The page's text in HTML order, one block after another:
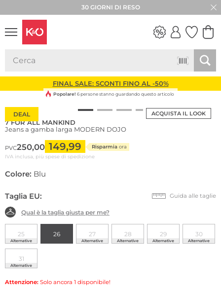
30 GIORNI DI RESO
FINAL SALE: SCONTI FINO AL -50%
ACQUISTA IL LOOK
DEAL
Popolare! 6 persone stanno guardando questo articolo
7 FOR ALL MANKIND
Jeans a gamba larga MODERN DOJO
PVC250,00 149,99 Risparmia ora
IVA inclusa, più spese di spedizione
Colore: Blu
Taglia EU: Guida alle taglie
Qual è la taglia giusta per me?
25
Alternative
26 27
Alternative
28
Alternative
29
Alternative
30
Alternative
31
Alternative
Attenzione: Solo ancora 1 disponibile!